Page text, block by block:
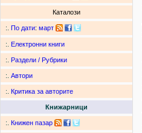
Каталози
:. По дати: март
:. Електронни книги
:. Раздели / Рубрики
:. Автори
:. Критика за авторите
Книжарници
:. Книжен пазар